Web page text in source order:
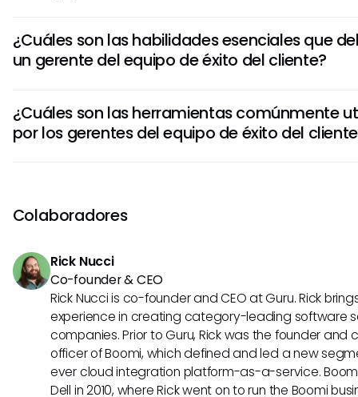
equipo que garantice la satisfacción y la retención de los
implica establecer objetivos, gestionar recursos, resolver
¿Cuáles son las habilidades esenciales que
un gerente del equipo de éxito del cliente?
habilidades de gestión de proyectos son fundamentales
del equipo de éxito del cliente. Además, la capacidad de
¿Cuáles son las herramientas comúnmente
por los gerentes del equipo de éxito del
retroalimentación de clientes, herramientas de análisis,
de proyectos y plataformas de comunicación para
clientes dentro de sus equipos.
Colaboradores
Rick Nucci
Co-founder & CEO
Rick Nucci is co-founder and CEO at Guru. Rick
experience in creating category-leading software
companies. Prior to Guru, Rick was the founder and
officer of Boomi, which defined and led a new
ever cloud integration platform-as-a-service.
Dell in 2010, where Rick went on to run the Boomi